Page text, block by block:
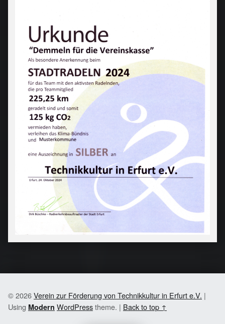
© 2026Verein zur Förderung von Technikkultur in Erfurt e.V. |
Using Modern WordPresstheme. | Back to top ↑